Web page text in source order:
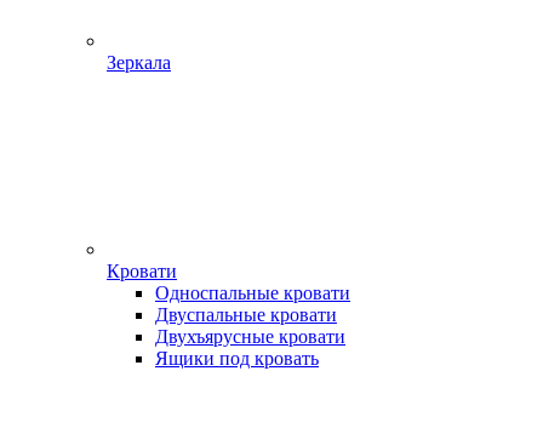
Зеркала
Кровати
Односпальные кровати
Двуспальные кровати
Двухъярусные кровати
Ящики под кровать